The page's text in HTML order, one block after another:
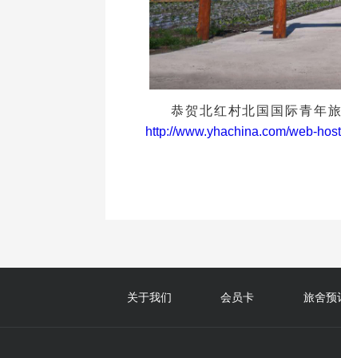
恭贺北红村北国国际青年
http://www.yhachina.com/web-
关于我们 会员卡 旅舍预